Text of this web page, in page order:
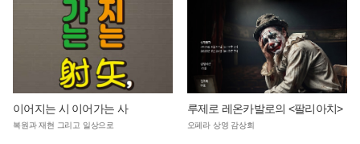
이어지는 시 이어가는 사
복원과 재현 그리고 일상으로
루제로 레온카발로의 <팔리아치>
오페라 상영 감상회